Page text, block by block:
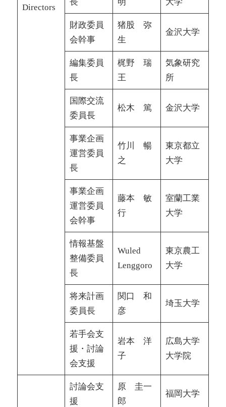
Directors
財政委員
会幹事
猪股 弥
生
金沢大学
編集委員
長
梶野 瑞
王
気象研究
所
国際交流
委員長
松木 篤 金沢大学
事業企画
運営委員
長
竹川 暢
之
東京都立
大学
事業企画
運営委員
会幹事
藤本 敏
行
室蘭工業
大学
情報基盤
整備委員
長
Wuled
Lenggoro
東京農工
大学
将来計画
委員長
関口 和
彦
埼玉大学
若手会支
援・討論
会支援
岩本 洋
子
広島大学
大学院
討論会支
援
原 圭一
郎
福岡大学